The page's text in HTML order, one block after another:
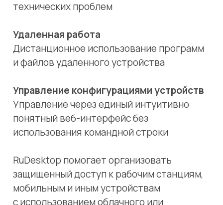
защищенный доступ к рабочим станциям,
с использованием облачного или
локального сервера.
Управление конфигурациями. Локальный
оснащен модулем UEM, позволяющим
управлять конфигурациями устройств
с помощью единого пользовательского
интерфейса.
защищенный удаленный доступ к рабочим
станциям, мобильным и иным устройствам
с использованием облачного или
локального сервера.